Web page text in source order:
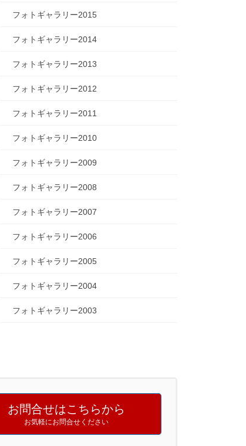
フォトギャラリー2015
フォトギャラリー2014
フォトギャラリー2013
フォトギャラリー2012
フォトギャラリー2011
フォトギャラリー2010
フォトギャラリー2009
フォトギャラリー2008
フォトギャラリー2007
フォトギャラリー2006
フォトギャラリー2005
フォトギャラリー2004
フォトギャラリー2003
お問合せはこちらから
お気軽にお問合せください